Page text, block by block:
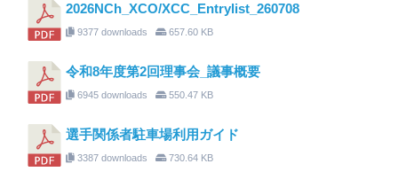
2026NCh_XCO/XCC_Entrylist_260708
9377 downloads 657.60 KB
令和8年度第2回理事会_議事概要
6945 downloads 550.47 KB
選手関係者駐車場利用ガイド
3387 downloads 730.64 KB